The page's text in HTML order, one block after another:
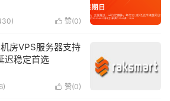
 赞(0)
房VPS服务器支持
迟稳定首选
 赞(0)